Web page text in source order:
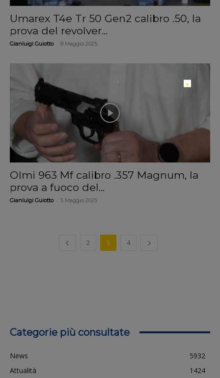
Umarex T4e Tr 50 Gen2 calibro .50, la
prova del revolver...
Gianluigi Guiotto 8 Maggio 2025
Olmi 963 Mf calibro .357 Magnum, la
prova a fuoco del...
Gianluigi Guiotto 5 Maggio 2025
2 3 4
Categorie più consultate
News
5932
Attualità
1424
×